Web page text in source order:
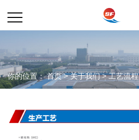
你的位置：首页>关于我们>工艺流程